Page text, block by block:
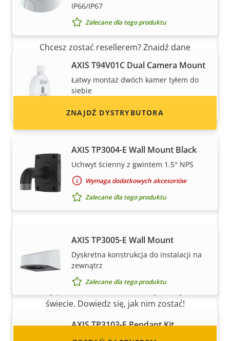
IP66/IP67
Zalecane dla tego produktu
AXIS T94V01C Dual Camera Mount
Łatwy montaż dwóch kamer tyłem do
siebie
Zalecane dla tego produktu
AXIS TP3004-E Wall Mount Black
Uchwyt ścienny z gwintem 1.5″ NPS
Wymaga dodatkowych akcesoriów
Zalecane dla tego produktu
AXIS TP3005-E Wall Mount
Dyskretna konstrukcja do instalacji na
zewnątrz
Zalecane dla tego produktu
AXIS TP3103-E Pendant Kit
Chcesz sprzedawać produkty Axis?
Chcesz zostać resellerem? Znajdź dane
kontaktowe dystrybutorów produktów
ZNAJDŹ DYSTRYBUTORA
Zostań partnerem
Czy jesteś resellerem, dystrybutorem,
integratorem systemów lub instalatorem?
świecie. Dowiedz się, jak nim zostać!